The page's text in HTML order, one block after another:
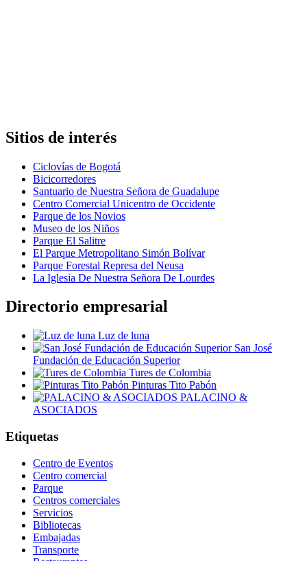
Sitios de interés
Ciclovías de Bogotá
Bicicorredores
Santuario de Nuestra Señora de Guadalupe
Centro Comercial Unicentro de Occidente
Parque de los Novios
Museo de los Niños
Parque El Salitre
El Parque Metropolitano Simón Bolívar
Parque Forestal Represa del Neusa
La Iglesia De Nuestra Señora De Lourdes
Directorio empresarial
Luz de luna
San José
Fundación de Educación Superior
Tures de Colombia
Pinturas Tito Pabón
PALACINO &
ASOCIADOS
Etiquetas
Centro de Eventos
Centro comercial
Parque
Centros comerciales
Servicios
Bibliotecas
Embajadas
Transporte